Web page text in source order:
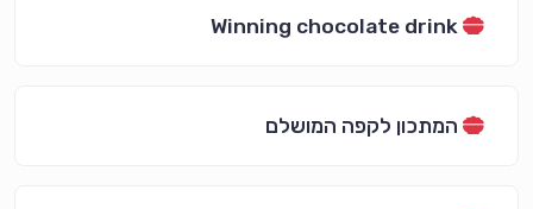
המתכון לקפה המושלם